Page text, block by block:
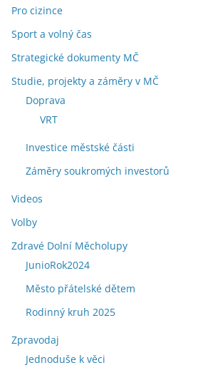
Pro cizince
Sport a volný čas
Strategické dokumenty MČ
Studie, projekty a záměry v MČ
Doprava
VRT
Investice městské části
Záměry soukromých investorů
Videos
Volby
Zdravé Dolní Měcholupy
JunioRok2024
Město přátelské dětem
Rodinný kruh 2025
Zpravodaj
Jednoduše k věci